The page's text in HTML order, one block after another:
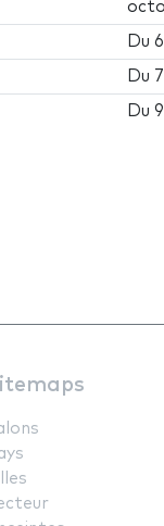
Du6
Du 7
Du9